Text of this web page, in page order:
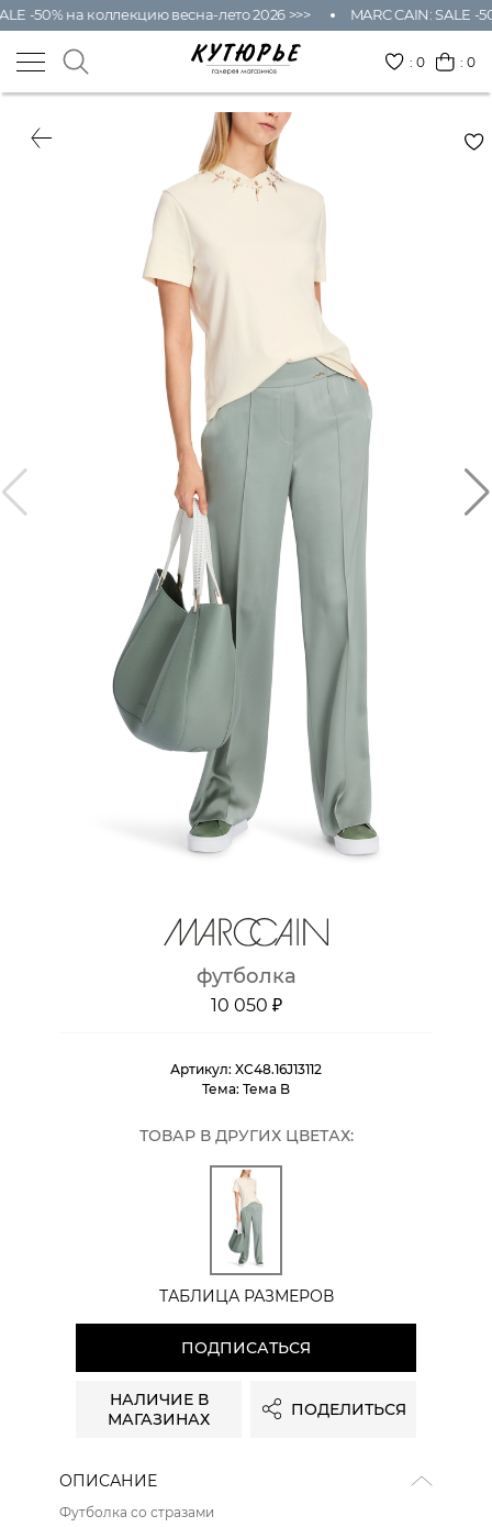
-50% на коллекцию весна-лето 2026 >>> MARC CAIN: SALE -
:0 : 0
футболка
10 050 ₽
Артикул: XC48.16J13112
Тема: Тема B
ТОВАР В ДРУГИХ ЦВЕТАХ:
ТАБЛИЦА РАЗМЕРОВ
ПОДПИСАТЬСЯ
НАЛИЧИЕ В
МАГАЗИНАХ
ПОДЕЛИТЬСЯ
ОПИСАНИЕ
Футболка со стразами